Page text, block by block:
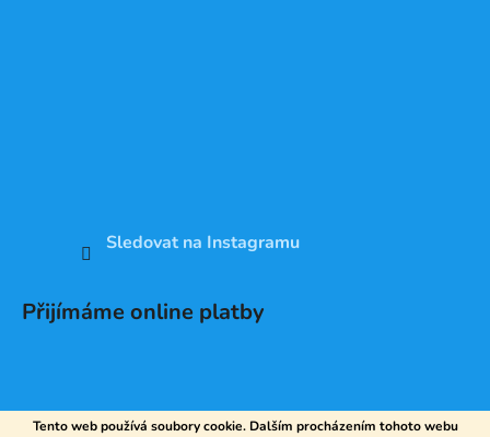
Tento web používá soubory cookie. Dalším procházením tohoto webu
Sledovat na Instagramu
Přijímáme online platby